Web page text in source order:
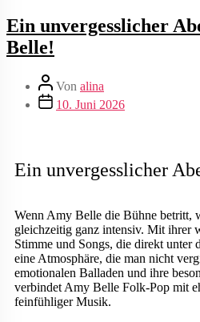
Ein unvergesslicher
Belle!
Von alina
10. Juni 2026
Ein unvergesslicher
Wenn Amy Belle die Bühne betritt,
gleichzeitig ganz intensiv. Mit ihrer
Stimme und Songs, die direkt unter
eine Atmosphäre, die man nicht
emotionalen Balladen und ihre
verbindet Amy Belle Folk-Pop mit
feinfühliger Musik.